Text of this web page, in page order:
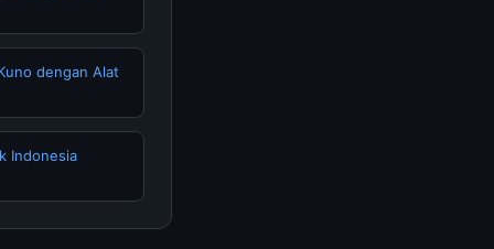
dengan Alat
Indonesia